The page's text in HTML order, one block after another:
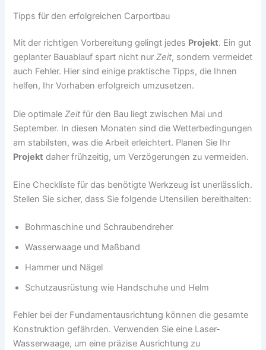
Tipps für den erfolgreichen Carportbau
Mit der richtigen Vorbereitung gelingt jedes Projekt. Ein gut
geplanter Bauablauf spart nicht nurZeit, sondern vermeidet
auch Fehler. Hier sind einige praktische Tipps, die Ihnen
helfen, Ihr Vorhaben erfolgreich umzusetzen.
Die optimaleZeit für den Bau liegt zwischen Mai und
September. In diesen Monaten sind die Wetterbedingungen
am stabilsten, was die Arbeit erleichtert. Planen Sie Ihr
Projekt daher frühzeitig, um Verzögerungen zu vermeiden.
Eine Checkliste für das benötigte Werkzeug ist unerlässlich.
Stellen Sie sicher, dass Sie folgende Utensilien bereithalten:
Bohrmaschine und Schraubendreher
Wasserwaage und Maßband
Hammer und Nägel
Schutzausrüstung wie Handschuhe und Helm
Fehler bei der Fundamentausrichtung können die gesamte
Konstruktion gefährden. Verwenden Sie eine Laser-
Wasserwaage, um eine präzise Ausrichtung zu